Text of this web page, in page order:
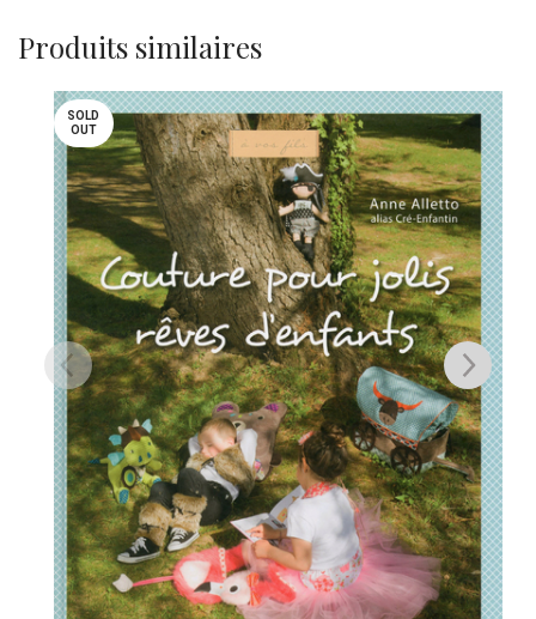
Produits similaires
Add to cart
Couture pour garçons : 23 modèles de vêt